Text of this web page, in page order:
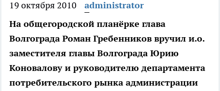
19 октября 2010
administrator
На общегородской планёрке глава
Волгограда Роман Гребенников вручил и.о.
заместителя главы Волгограда Юрию
Коновалову и руководителю департамента
потребительского рынка администрации